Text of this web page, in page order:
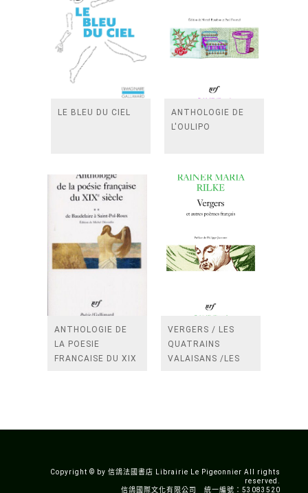
LE BLEU DU CIEL
ANTHOLOGIE DE
L'OULIPO
ANTHOLOGIE DE
LA POESIE
FRANCAISE DU XIX
VERGERS / LES
QUATRAINS
VALAISANS /LES
Copyright © by 信鴿法國書店 Librairie Le Pigeonnier All rights
reserved.
信鴿國際文化有限公司 統一編號：53083520